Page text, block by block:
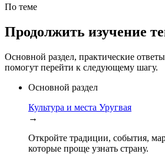
По теме
Продолжить изучение
Основной раздел, практические
помогут перейти к следующему шагу.
Основной раздел
Культура и места Уругвая
→
Откройте традиции, события,
которые проще узнать страну.